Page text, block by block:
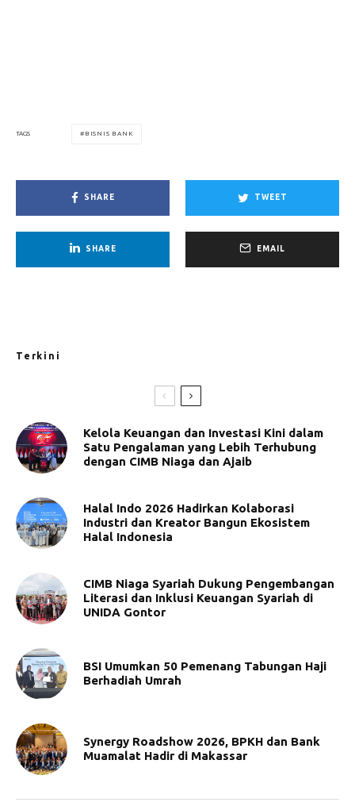
TAGS BISNIS BANK
SHARE TWEET
SHARE EMAIL
Terkini
Kelola Keuangan dan Investasi Kini dalam
Satu Pengalaman yang Lebih Terhubung
dengan CIMB Niaga dan Ajaib
Halal Indo 2026 Hadirkan Kolaborasi
Industri dan Kreator Bangun Ekosistem
Halal Indonesia
CIMB Niaga Syariah Dukung Pengembangan
Literasi dan Inklusi Keuangan Syariah di
UNIDA Gontor
BSI Umumkan 50 Pemenang Tabungan Haji
Berhadiah Umrah
Synergy Roadshow 2026, BPKH dan Bank
Muamalat Hadir di Makassar